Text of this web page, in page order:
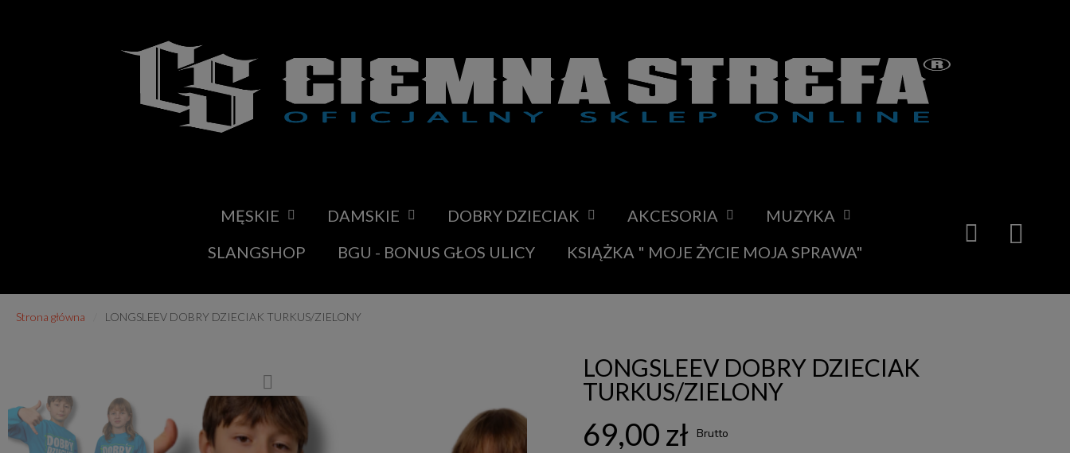
MĘSKIE DAMSKIE DOBRY DZIECIAK AKCESORIA
MUZYKA
SLANGSHOP
BGU - BONUS GŁOS ULICY KSIĄŻKA " MOJE ŻYCIE MOJA SPRAWA"
Strona główna LONGSLEEV DOBRY DZIECIAK TURKUS/ZIELONY
LONGSLEEV DOBRY DZIECIAK
TURKUS/ZIELONY
69,00 zł Brutto